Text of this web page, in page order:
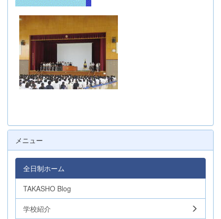
メニュー
全日制ホーム
TAKASHO Blog
学校紹介